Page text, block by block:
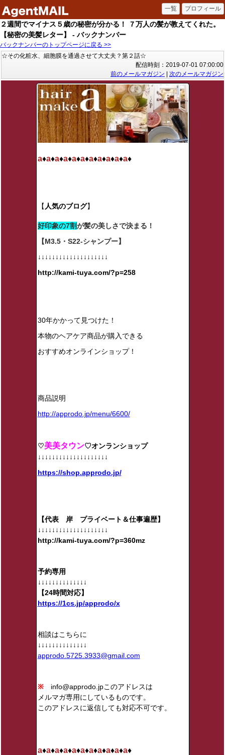
２週間でマイナス５歳の秘密が分かる！ ７万人の髪が教えてくれた。
【秘密の美髪レター】 - バックナンバー
バックナンバーのトップページに戻る >>
☆その化粧水、細胞膜を通過させて大丈夫？第２話☆
配信時刻：2019-07-01 07:00:00
前のメールマガジン
次のメールマガジン
a♦a♦a♦a♦a♦a♦a♦a♦a♦a♦a♦
【 人気のブログ】
好印象の7割が髪の美しさで決まる！
【M3.5・S22-シャンプー】
↓↓↓↓↓↓↓↓↓↓↓↓↓↓↓↓↓↓↓↓
http://kami-tuya.com/?p=258
30年かかって見つけた！
本物のヘアケア商品が購入できる
おすすめオンラインショップ！
商品説明
http://approdo.jp/menu/6600/
♡美美タウン♡オンランショップ
↓↓↓↓↓↓↓↓↓↓↓↓↓↓↓↓↓↓↓↓
https://shop.approdo.jp/
【代表 岸 プライベート＆仕事遍歴】
↓↓↓↓↓↓↓↓↓↓↓↓↓↓↓↓↓↓↓↓
http://kami-tuya.com/?p=360mz
予約専用
↓↓↓↓↓↓↓↓↓↓↓↓↓↓
【24時間対応】
https://1cs.jp/approdo/x
相談はこちらに
↓↓↓↓↓↓↓↓↓↓↓↓↓↓
approdo.5725.3933@gmail.com
※info@approdo.jpこのアドレスは
メルマガ専用にしているものです。
このアドレスに返信しても対応不可です。
a♦a♦a♦a♦a♦a♦a♦a♦a♦a♦a♦